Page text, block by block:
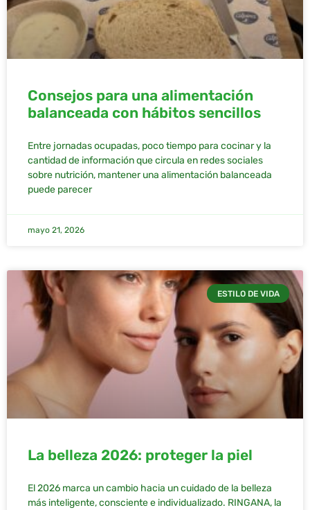
Consejos para una alimentación
balanceada con hábitos sencillos
Entre jornadas ocupadas, poco tiempo para cocinar y la
cantidad de información que circula en redes sociales
sobre nutrición, mantener una alimentación balanceada
puede parecer
mayo 21, 2026
ESTILO DE VIDA
La belleza 2026: proteger la piel
El 2026 marca un cambio hacia un cuidado de la belleza
más inteligente, consciente e individualizado. RINGANA, la